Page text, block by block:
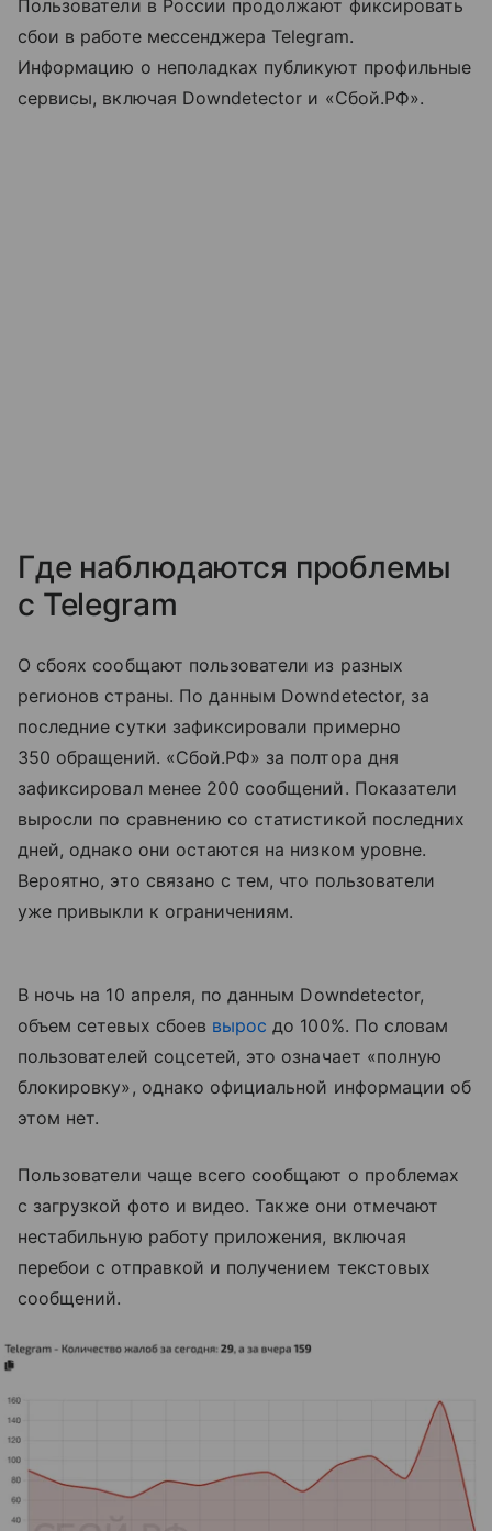
Пользователи в России продолжают фиксировать
сбои в работе мессенджера Telegram.
Информацию о неполадках публикуют профильные
сервисы, включая Downdetector и «Сбой.РФ».
Где наблюдаются проблемы
с Telegram
О сбоях сообщают пользователи из разных
регионов страны. По данным Downdetector, за
последние сутки зафиксировали примерно
350 обращений. «Сбой.РФ» за полтора дня
зафиксировал менее 200 сообщений. Показатели
выросли по сравнению со статистикой последних
дней, однако они остаются на низком уровне.
Вероятно, это связано с тем, что пользователи
уже привыкли к ограничениям.
В ночь на 10 апреля, по данным Downdetector,
объем сетевых сбоев вырос до 100%. По словам
пользователей соцсетей, это означает «полную
блокировку», однако официальной информации об
этом нет.
Пользователи чаще всего сообщают о проблемах
с загрузкой фото и видео. Также они отмечают
нестабильную работу приложения, включая
перебои с отправкой и получением текстовых
сообщений.